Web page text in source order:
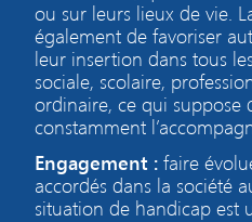
ou sur leurs lieux de vie.
également de favoriser
leur insertion dans tous
sociale, scolaire,
ordinaire, ce qui suppose
constamment
Engagement : faire
accordés dans la société
situation de handicap est